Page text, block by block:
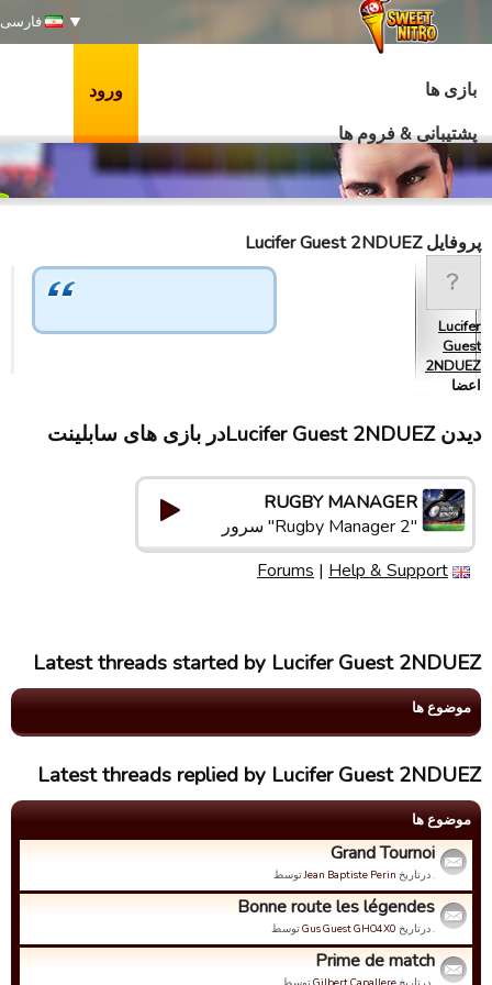
فارسی
بازی ها
پشتیبانی & فروم ها
ورود
پروفایل Lucifer Guest 2NDUEZ
Lucifer
Guest
2NDUEZ
اعضا
دیدن Lucifer Guest 2NDUEZدر بازی های سابلینت
RUGBY MANAGER
"Rugby Manager 2" سرور
Forums | Help & Support
Latest threads started by Lucifer Guest 2NDUEZ
موضوع ها
Latest threads replied by Lucifer Guest 2NDUEZ
موضوع ها
Grand Tournoi
. درتاریخ Jean Baptiste Perinتوسط
Bonne route les légendes
. درتاریخ Gus Guest GHO4X0توسط
Prime de match